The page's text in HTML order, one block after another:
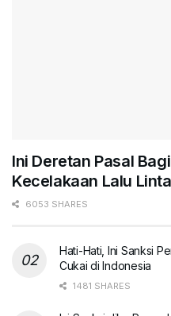
Ini Deretan Pasal
Kecelakaan Lalu
6053 SHARES
Hati-Hati, Ini Sanksi
Cukai di Indonesia
1481 SHARES